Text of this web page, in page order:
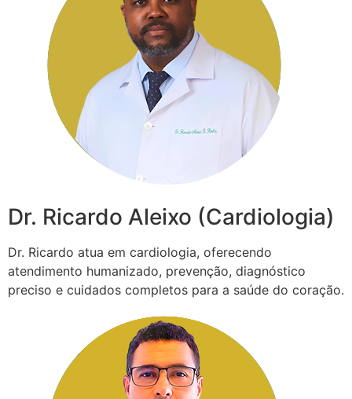
Dr. Ricardo Aleixo (Cardiologia)
Dr. Ricardo atua em cardiologia, oferecendo
atendimento humanizado, prevenção, diagnóstico
preciso e cuidados completos para a saúde do coração.